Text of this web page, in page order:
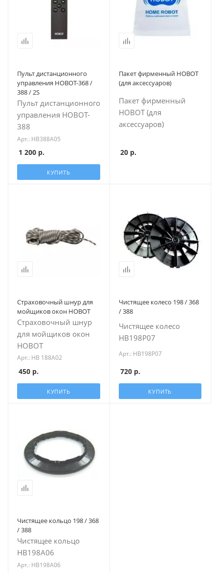
Пульт дистанционного
управления HOBOT-368 /
388 / 2S
Пульт дистанционного
управления HOBOT-
388
Арт.: HB388A05
1 200 р.
КУПИТЬ
Пакет фирменный HOBOT
(для аксесcуаров)
Пакет фирменный
HOBOT (для
аксесcуаров)
20р.
Страховочный шнур для
мойщиков окон HOBOT
Страховочный шнур
для мойщиков окон
HOBOT
Арт.: HB 188A02
450 р.
КУПИТЬ
Чистящее колесо 198 / 368
/ 388
Чистящее колесо
HB198P07
Арт.: HB198P07
720р.
КУПИТЬ
Чистящее кольцо 198 / 368
/ 388
Чистящее кольцо
HB198A06
Арт.: HB198A06